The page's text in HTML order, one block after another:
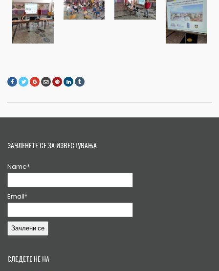
ЗАЧЛЕНЕТЕ СЕ ЗА ИЗВЕСТУВАЊА
Name*
Email*
СЛЕДЕТЕ НЕ НА